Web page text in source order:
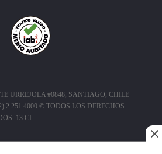
URREJOLA #0848, SANTIAGO, CHILE
2 251 4000 © TODOS LOS DERECHOS
13.CL